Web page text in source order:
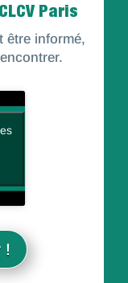
Paris
être informé,
.
!